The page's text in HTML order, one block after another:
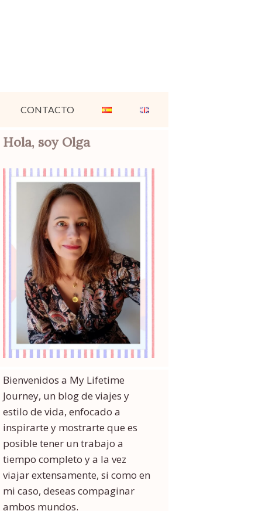
CONTACTO
Hola, soy Olga
Bienvenidos a My Lifetime
Journey, un blog de viajes y
estilo de vida, enfocado a
inspirarte y mostrarte que es
posible tener un trabajo a
tiempo completo y a la vez
viajar extensamente, si como en
mi caso, deseas compaginar
ambos mundos.